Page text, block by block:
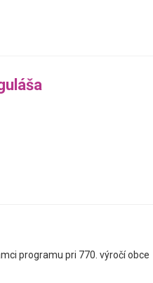
programu pri 770. výročí obce